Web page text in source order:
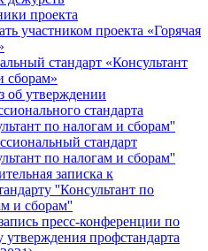
проекта
участником проекта «Горячая
стандарт «Консультант
сборам»
об утверждении
стандарта
по налогам и сборам''
стандарт
по налогам и сборам''
записка к
''Консультант по
и сборам''
пресс-конференции по
утверждения профстандарта